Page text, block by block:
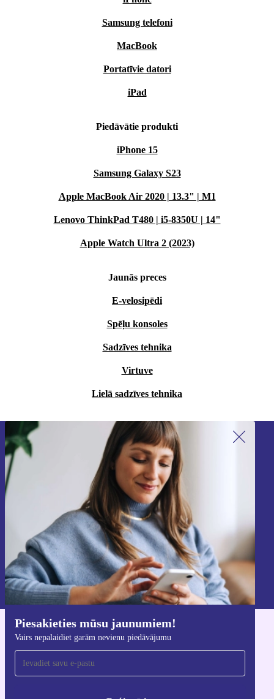
Samsung telefoni
MacBook
Portatīvie datori
iPad
Piedāvātie produkti
iPhone 15
Samsung Galaxy S23
Apple MacBook Air 2020 | 13.3" | M1
Lenovo ThinkPad T480 | i5-8350U | 14"
Apple Watch Ultra 2 (2023)
Jaunās preces
E-velosipēdi
Spēļu konsoles
Sadzīves tehnika
Virtuve
Lielā sadzīves tehnika
Piesakieties mūsu jaunumiem!
Vairs nepalaidiet garām nevienu piedāvājumu
Piesakieties mūsu jaunumu
saņemšanai!
Nekad vairs nepalaidiet garām nevienu
piedāvājumu.
Reģistrēties
Informāciju par personas datu izmantošanu varat atrast mūsu
Privātuma politikā.
Lejupielādējiet refurbed lietotni
iOS un Android ierīcēm